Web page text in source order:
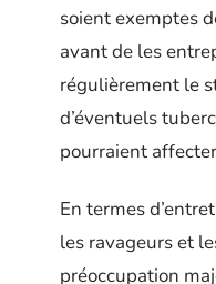
soient exemptes
avant de les
régulièrement le
d’éventuels
pourraient
En termes
les ravageurs et
préoccupation